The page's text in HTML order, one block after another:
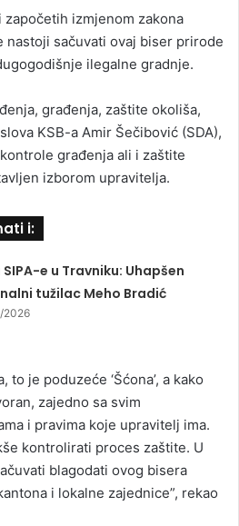
izmjenom zakona
nastoji sačuvati ovaj biser prirode
ilegalne gradnje.
građenja, zaštite okoliša,
KSB-a Amir Šečibović (SDA),
građenja ali i zaštite
izborom upravitelja.
i:
e u Travniku: Uhapšen
tužilac Meho Bradić
2026
je poduzeće ‘Šćona’, a kako
zajedno sa svim
i pravima koje upravitelj ima.
kontrolirati proces zaštite. U
blagodati ovog bisera
i lokalne zajednice”, rekao